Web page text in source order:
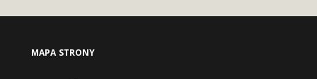
MAPA STRONY